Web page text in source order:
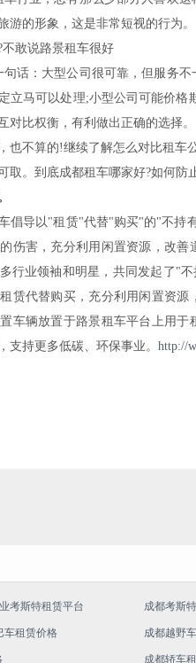
游的形象，这是非常短视的行为。
敢说路景租车很好
句话：大型公司很可靠，但服务
立马可以处理;小型公司可能价格
对比权衡，有利做出正确的选择。
也不算的!继续了解怎么对比租车
取。到底成都租车哪家好?如何防
倡导以"租赁"代替"购买"的"不持
伤害，充分利用闲置资源，改善
行业领袖和明星，共同发起了"
赁代替购买，充分利用闲置资
车辆放置于路景租车平台上用
支持更多低碳、环保事业。 http://
考斯特租赁平台 成都考斯
车租赁价格 成都越野
成都轿车